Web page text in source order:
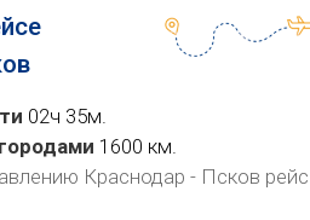
02ч 35м.
1600 км.
Краснодар - Псков рейс